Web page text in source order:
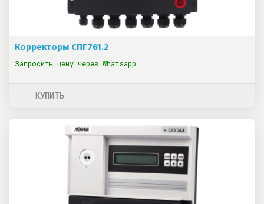
Корректоры СПГ761.2
Запросить цену через Whatsapp
КУПИТЬ